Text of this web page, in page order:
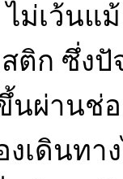
ม่เว้นแ
ติก ซึ่งปั
นผ่านช่
งเดินทา